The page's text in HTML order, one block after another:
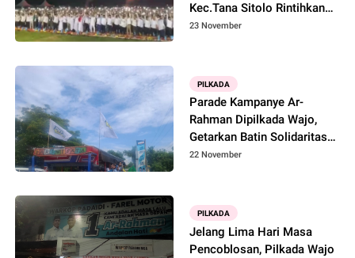
Kec.Tana Sitolo Rintihkan
Doa Kemenangan Ar-
23 November
PILKADA
Parade Kampanye Ar-
Rahman Dipilkada Wajo,
Getarkan Batin Solidaritas
Warga Sengkang,Ribuan
Disepanjang Jalan
22 November
PILKADA
Jelang Lima Hari Masa
Pencoblosan, Pilkada Wajo